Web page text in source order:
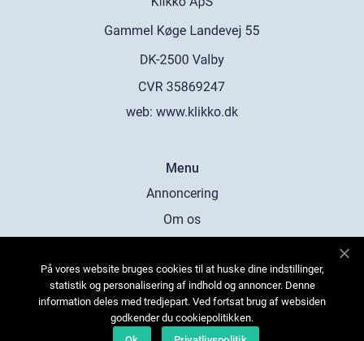
web: www.klikko.dk
Menu
Annoncering
Om os
Kontakt os
Sitemap
På vores website bruges cookies til at huske dine indstillinger,
statistik og personalisering af indhold og annoncer. Denne
information deles med tredjepart. Ved fortsat brug af websiden
godkender du cookiepolitikken.